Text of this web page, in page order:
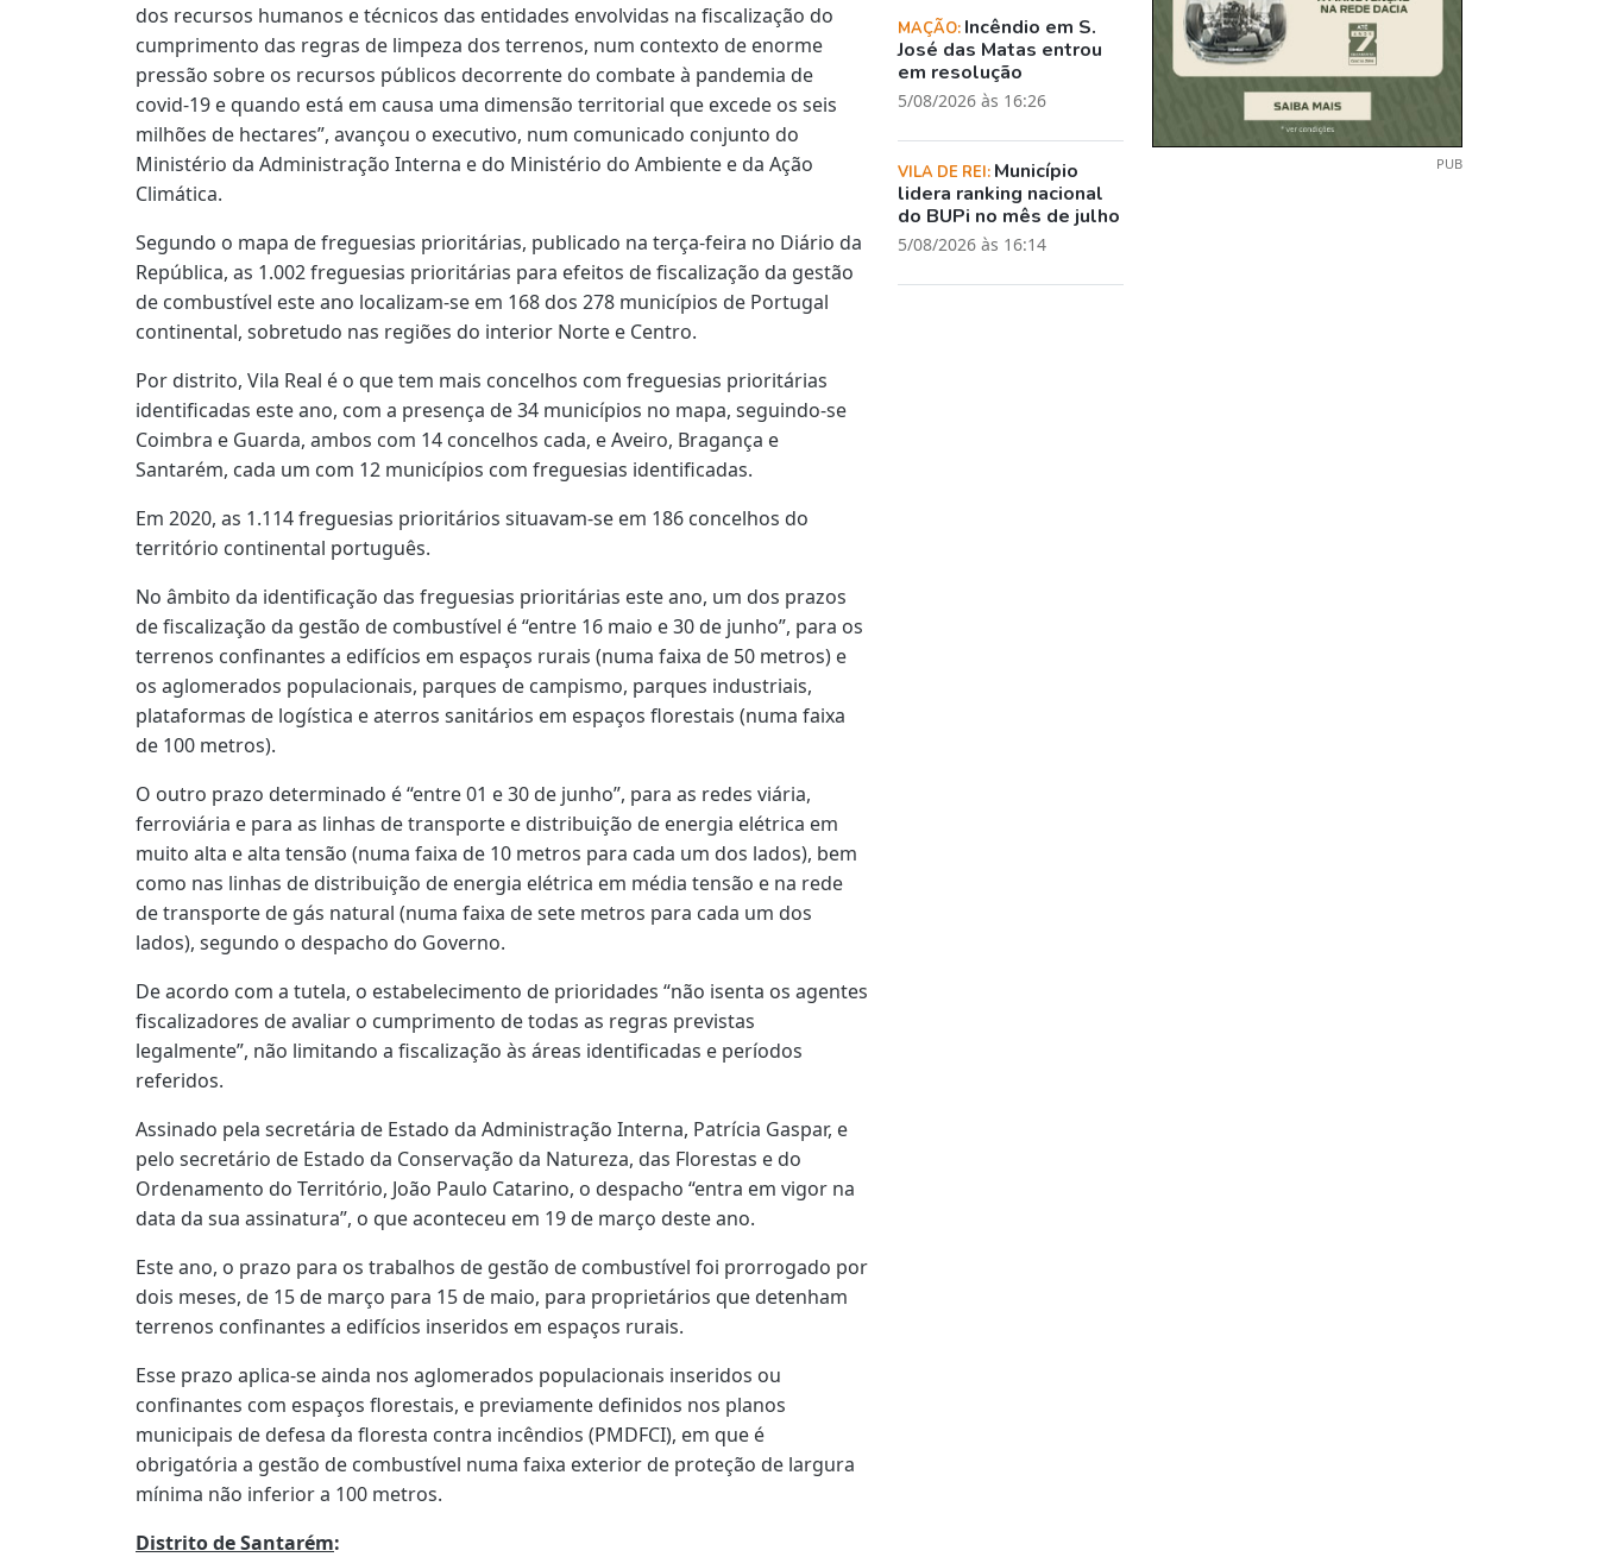
dos recursos humanos e técnicos das entidades envolvidas na fiscalização do
cumprimento das regras de limpeza dos terrenos, num contexto de enorme
pressão sobre os recursos públicos decorrente do combate à pandemia de
covid-19 e quando está em causa uma dimensão territorial que excede os seis
milhões de hectares”, avançou o executivo, num comunicado conjunto do
Ministério da Administração Interna e do Ministério do Ambiente e da Ação
Climática.
Segundo o mapa de freguesias prioritárias, publicado na terça-feira no Diário da
República, as 1.002 freguesias prioritárias para efeitos de fiscalização da gestão
de combustível este ano localizam-se em 168 dos 278 municípios de Portugal
continental, sobretudo nas regiões do interior Norte e Centro.
Por distrito, Vila Real é o que tem mais concelhos com freguesias prioritárias
identificadas este ano, com a presença de 34 municípios no mapa, seguindo-se
Coimbra e Guarda, ambos com 14 concelhos cada, e Aveiro, Bragança e
Santarém, cada um com 12 municípios com freguesias identificadas.
Em 2020, as 1.114 freguesias prioritários situavam-se em 186 concelhos do
território continental português.
No âmbito da identificação das freguesias prioritárias este ano, um dos prazos
de fiscalização da gestão de combustível é “entre 16 maio e 30 de junho”, para os
terrenos confinantes a edifícios em espaços rurais (numa faixa de 50 metros) e
os aglomerados populacionais, parques de campismo, parques industriais,
plataformas de logística e aterros sanitários em espaços florestais (numa faixa
de 100 metros).
O outro prazo determinado é “entre 01 e 30 de junho”, para as redes viária,
ferroviária e para as linhas de transporte e distribuição de energia elétrica em
muito alta e alta tensão (numa faixa de 10 metros para cada um dos lados), bem
como nas linhas de distribuição de energia elétrica em média tensão e na rede
de transporte de gás natural (numa faixa de sete metros para cada um dos
lados), segundo o despacho do Governo.
De acordo com a tutela, o estabelecimento de prioridades “não isenta os agentes
fiscalizadores de avaliar o cumprimento de todas as regras previstas
legalmente”, não limitando a fiscalização às áreas identificadas e períodos
referidos.
Assinado pela secretária de Estado da Administração Interna, Patrícia Gaspar, e
pelo secretário de Estado da Conservação da Natureza, das Florestas e do
Ordenamento do Território, João Paulo Catarino, o despacho “entra em vigor na
data da sua assinatura”, o que aconteceu em 19 de março deste ano.
Este ano, o prazo para os trabalhos de gestão de combustível foi prorrogado por
dois meses, de 15 de março para 15 de maio, para proprietários que detenham
terrenos confinantes a edifícios inseridos em espaços rurais.
Esse prazo aplica-se ainda nos aglomerados populacionais inseridos ou
confinantes com espaços florestais, e previamente definidos nos planos
municipais de defesa da floresta contra incêndios (PMDFCI), em que é
obrigatória a gestão de combustível numa faixa exterior de proteção de largura
mínima não inferior a 100 metros.
Distrito de Santarém:
MAÇÃO: Incêndio em S.
José das Matas entrou
em resolução
5/08/2026 às 16:26
VILA DE REI: Município
lidera ranking nacional
do BUPi no mês de julho
5/08/2026 às 16:14
PUB